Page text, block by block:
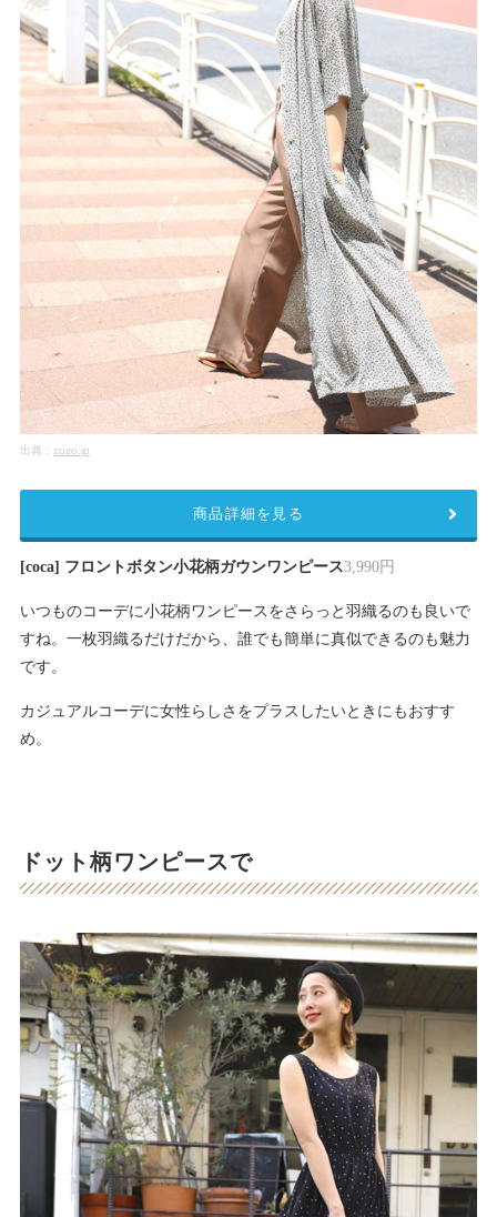
出典： zozo.jp
[coca] フロントボタン小花柄ガウンワンピース3,990円
いつものコーデに小花柄ワンピースをさらっと羽織るのも良いで
すね。一枚羽織るだけだから、誰でも簡単に真似できるのも魅力
です。
カジュアルコーデに女性らしさをプラスしたいときにもおすす
め。
商品詳細を見る
ドット柄ワンピースで